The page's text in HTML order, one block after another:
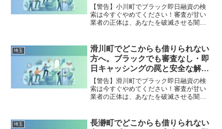
策
【警告】小川町でブラック即日融資の検
索は今すぐやめてください！審査が甘い
業者の正体は、あなたを破滅させる闇金
町で違法業者を避け、借金地獄から抜け
出した方々の実体験と確実な解決策を完
全公開。
埼玉
滑川町でどこからも借りられない
方へ。ブラックでも審査なし・即
日キャッシングの罠と安全な解決
策
【警告】滑川町でブラック即日融資の検
索は今すぐやめてください！審査が甘い
業者の正体は、あなたを破滅させる闇金
町で違法業者を避け、借金地獄から抜け
埼玉
長瀞町でどこからも借りられない